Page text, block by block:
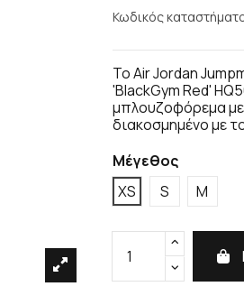
Κωδικός
Το Air Jordan
'BlackGym Red'
μπλουζοφόρεμα με
διακοσμημένο με
Μέγεθος
XS
S M